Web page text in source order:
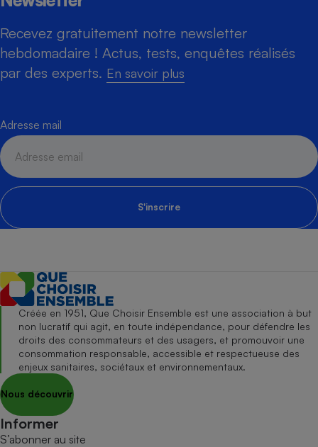
Recevez gratuitement notre newsletter
hebdomadaire ! Actus, tests, enquêtes réalisés
par des experts. En savoir plus
Adresse mail
S'inscrire
Créée en 1951, Que Choisir Ensemble est une association à but
non lucratif qui agit, en toute indépendance, pour défendre les
droits des consommateurs et des usagers, et promouvoir une
consommation responsable, accessible et respectueuse des
enjeux sanitaires, sociétaux et environnementaux.
Nous découvrir
Informer
S’abonner au site